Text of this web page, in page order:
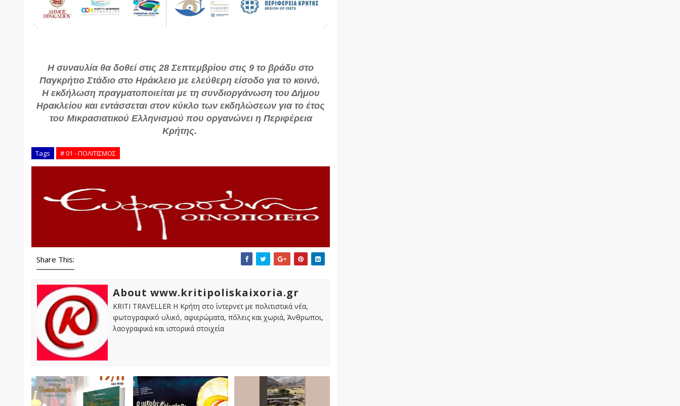
Η συναυλία θα δοθεί στις 28 Σεπτεμβρίου στις 9 το βράδυ στο
Παγκρήτιο Στάδιο στο Ηράκλειο με ελεύθερη είσοδο για το κοινό.
Η εκδήλωση πραγματοποιείται με τη συνδιοργάνωση του Δήμου
Ηρακλείου και εντάσσεται στον κύκλο των εκδηλώσεων για το έτος
του Μικρασιατικού Ελληνισμού που οργανώνει η Περιφέρεια
Κρήτης.
Tags # 01 - ΠΟΛΙΤΙΣΜΟΣ
Share This:
About www.kritipoliskaixoria.gr
KRITI TRAVELLER Η Κρήτη στο ίντερνετ με πολιτιστικά νέα,
φωτογραφικό υλικό, αφιερώματα, πόλεις και χωριά, Άνθρωποι,
λαογραφικά και ιστορικά στοιχεία